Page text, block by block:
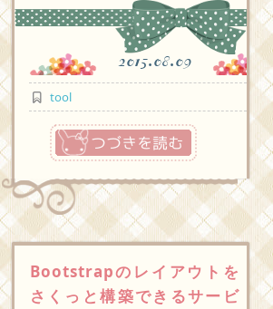
2015.08.09
tool
つづきを読む
Bootstrapのレイアウトを
さくっと構築できるサービ